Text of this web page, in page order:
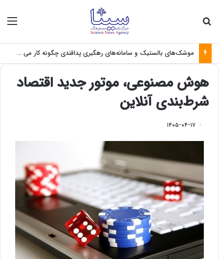
موشک‌های بالستیک و سامانه‌های رهگیری پدافندی چگونه کار می کنند؟
هوش مصنوعی، موتور جدید اقتصاد
شرط‌بندی آنلاین
۱۴۰۵-۰۴-۱۷